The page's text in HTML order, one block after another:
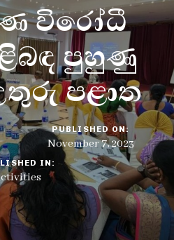
විරෝධී
පුහුණු
පළාත
PUBLISHED ON:
November 7, 2023
IN: